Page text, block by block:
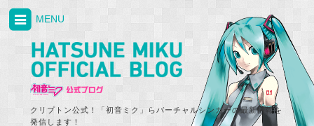
クリプトン公式！「初音ミク」らバーチャルシンガーの最新情報を
発信します！
MENU